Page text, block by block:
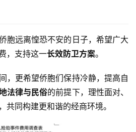
胞远离惶恐不安的日子，希望广大
，支持这一长效防卫方案。
，更希望侨胞们保持冷静，提高自
法律与民俗的前提下，理性面对、
共同构建更和谐的经商环境。